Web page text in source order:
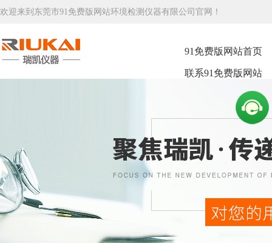
欢迎来到东莞市91免费版网站环境检测仪器有限公司官网！
91免费版网站首页
联系91免费版网站